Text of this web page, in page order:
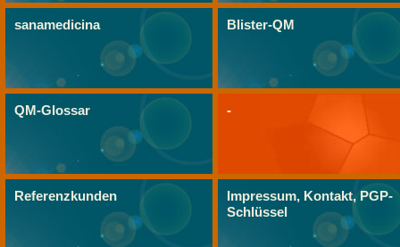
sanamedicina Blister-QM
QM-Glossar -
Referenzkunden
Impressum, Kontakt, PGP-
Schlüssel